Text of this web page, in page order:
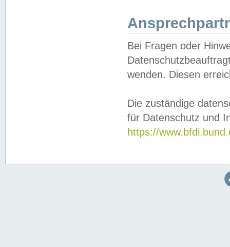
Bei Fragen oder
wenden. Diesen
Die zuständige
für Datenschutz und
https://